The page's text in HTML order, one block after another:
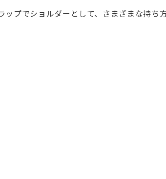
プでショルダーとして、さまざまな持ち